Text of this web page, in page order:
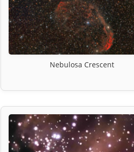
Nebulosa Crescent